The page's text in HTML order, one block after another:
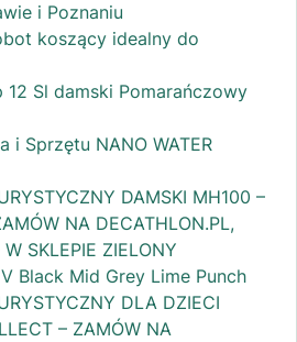
i Poznaniu
koszący idealny do
Sl damski Pomarańczowy
i Sprzętu NANO WATER
DAMSKI MH100 –
NA DECATHLON.PL,
SKLEPIE ZIELONY
Black Mid Grey Lime Punch
DLA DZIECI
– ZAMÓW NA